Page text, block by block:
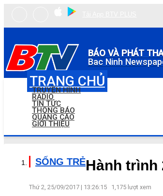
BÁO VÀ PHÁT
Bac Ninh
TRANG CHỦ
TRUYỀN HÌNH
RADIO
TIN TỨC
THÔNG BÁO
QUẢNG CÁO
GIỚI THIỆU
SỐNG TRẺHành trình
Thứ 2, 25/09/2017 | 13:26:15 1,175 lượt xem